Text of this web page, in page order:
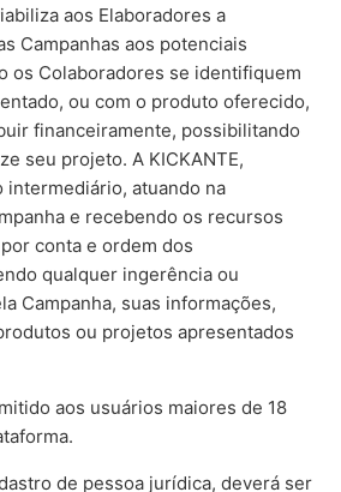
aos Elaboradores a
Campanhas aos potenciais
os Colaboradores se identifiquem
ou com o produto oferecido,
financeiramente, possibilitando
seu projeto. A KICKANTE,
intermediário, atuando na
e recebendo os recursos
conta e ordem dos
qualquer ingerência ou
Campanha, suas informações,
ou projetos apresentados
aos usuários maiores de 18
de pessoa jurídica, deverá ser